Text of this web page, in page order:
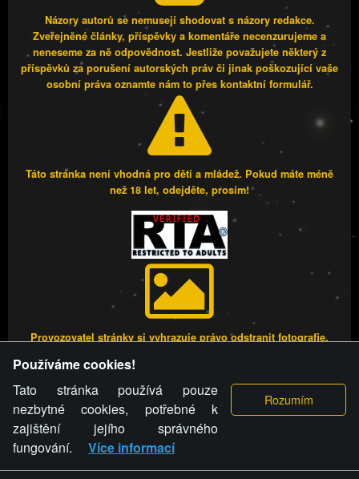
Názory autorů se nemusejí shodovat s názory redakce.
Zveřejněné články, příspěvky a komentáře necenzurujeme a
neneseme za ně odpovědnost. Jestliže považujete některý z
příspěvků za porušení autorských práv či jinak poškozující vaše
osobní práva oznamte nám to přes kontaktní formulář.
Táto stránka není vhodná pro děti a mládež. Pokud máte méně
než 18 let, odejděte, prosím!
Provozovatel stránky si vyhrazuje právo odstranit fotografie,
stránky týče, ani osoba, která umístila fotografii nebo video na
stránku, nemůže z důvodu odstranění fotografie, videa nebo
komentáře pro výše uvedenou okolnost uplatnit vůči
provozovateli stránky žádný nárok na náhradu škody nebo
nemajetkové újmy.
Používáme cookies!
Tato stránka používá pouze
nezbytné cookies, potřebné k
zajištění jejího správného
fungování.
Více informací